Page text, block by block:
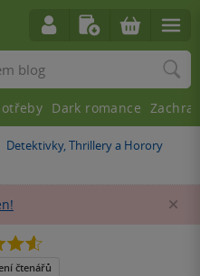
»
Detektivky, Thrillery a Horory
čtenářů
Dark romance